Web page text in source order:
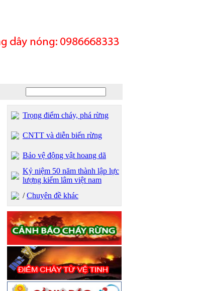
Trọng điểm cháy, phá rừng
CNTT và diễn biến rừng
Bảo vệ động vật hoang dã
Kỷ niệm 50 năm thành lập lực
lượng kiểm lâm việt nam
/Chuyên đề khác